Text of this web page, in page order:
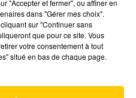
AVEYRON NORD
"Accepter et fermer", ou affiner en
dans "Gérer mes choix".
sur "Continuer sans
que pour ce site. Vous
votre consentement à tout
situé en bas de chaque page.